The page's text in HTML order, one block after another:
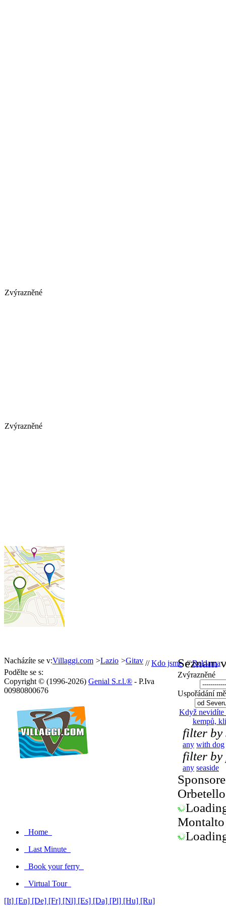
Zvýrazněné
Zvýrazněné
Seznam
Zvýrazněné
Uspořádání
Když nevidíte
kempů,
filter by
any with dog
filter by
any seaside
Orbetello
Nacházíte se v:Villaggi.com >Lazio >Gitav //Kdo jsme//Reklama
Podělte se s:
Copyright © (1996-2026) Genial S.r.l.® - P.Iva
00980800676
Home
Last Minute
Book your ferry
Virtual Tour
[It] [En] [De] [Fr] [Nl] [Es] [Da] [Pl] [Hu] [Ru]